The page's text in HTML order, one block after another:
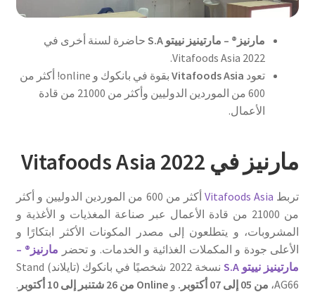
مارنيز® – مارتينيز نييتو S.A
حاضرة لسنة أخرى في
Vitafoods Asia 2022.
تعود Vitafoods Asia
بقوة في بانكوك و online! أكثر من
600 من الموردين الدوليين وأكثر من 21000 من قادة
الأعمال.
مارنيز في Vitafoods Asia 2022
تربط Vitafoods Asia
أكثر من 600 من الموردين الدوليين و أكثر
من 21000 من قادة الأعمال عبر صناعة المغذيات و الأغذية و
المشروبات، و يتطلعون إلى مصدر المكونات الأكثر ابتكارًا و
الأعلى جودة و المكملات الغذائية و الخدمات. و تحضر مارنيز® –
مارتينيز نييتو S.A
نسخة 2022 شخصيًا في بانكوك ( تايلاند ) Stand
AG66، من 05 إلى 07 أكتوبر. و Online من 26 شتنبر إلى 10 أكتوبر .